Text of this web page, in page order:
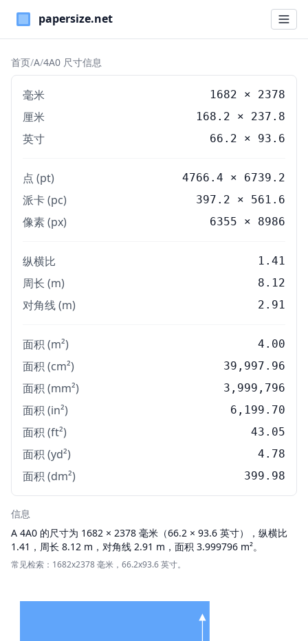
Paper Sizes
首页/A/4A0 尺寸信息
毫米 1682 × 2378
厘米 168.2 × 237.8
英寸 66.2 × 93.6
点 (pt) 4766.4 × 6739.2
派卡 (pc) 397.2 × 561.6
像素 (px) 6355 × 8986
纵横比 1.41
周长 (m) 8.12
对角线 (m) 2.91
面积 (m²) 4.00
面积 (cm²) 39,997.96
面积 (mm²) 3,999,796
面积 (in²) 6,199.70
面积 (ft²) 43.05
面积 (yd²) 4.78
面积 (dm²) 399.98
信息
A 4A0 的尺寸为 1682 × 2378 毫米（66.2 × 93.6 英寸），纵横比
1.41，周长 8.12 m，对角线 2.91 m，面积 3.999796 m²。
常见检索：1682x2378 毫米，66.2x93.6 英寸。